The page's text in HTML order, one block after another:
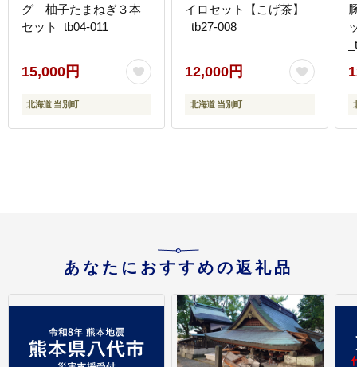
グ 柚子たまねぎ３本
セット_tb04-011
15,000円
北海道 当別町
イロセット【こげ茶】
_tb27-008
12,000円
北海道 当別町
豚肉
あなたにおすすめの返礼品